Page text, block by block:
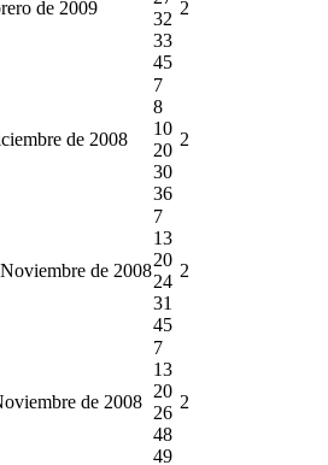
de 2009
32
33
45
2
de 2008
7
8
10
20
30
36
2
de 2008
7
13
20
24
31
45
2
de 2008
7
13
20
26
48
49
2